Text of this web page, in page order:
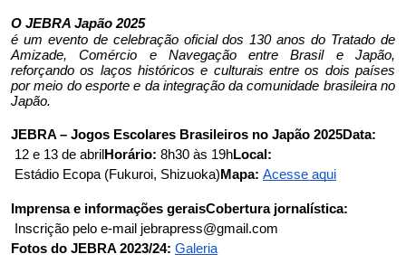
O JEBRA Japão 2025
é um evento de celebração oficial dos 130 anos do Tratado de
Amizade, Comércio e Navegação entre Brasil e Japão,
reforçando os laços históricos e culturais entre os dois países
por meio do esporte e da integração da comunidade brasileira no
Japão.
JEBRA – Jogos Escolares Brasileiros no Japão 2025Data:
12 e 13 de abril Horário: 8h30 às 19hLocal:
Estádio Ecopa (Fukuroi, Shizuoka)Mapa: Acesse aqui
Imprensa e informações geraisCobertura jornalística:
Inscrição pelo e-mail jebrapress@gmail.com
Fotos do JEBRA 2023/24: Galeria